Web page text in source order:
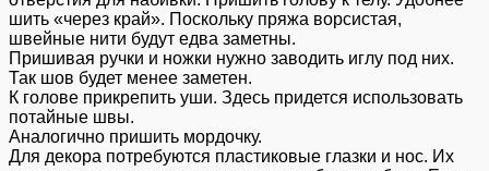
шить «через край». Поскольку пряжа ворсистая,
швейные нити будут едва заметны.
Пришивая ручки и ножки нужно заводить иглу под них.
Так шов будет менее заметен.
К голове прикрепить уши. Здесь придется использовать
потайные швы.
Аналогично пришить мордочку.
Для декора потребуются пластиковые глазки и нос. Их